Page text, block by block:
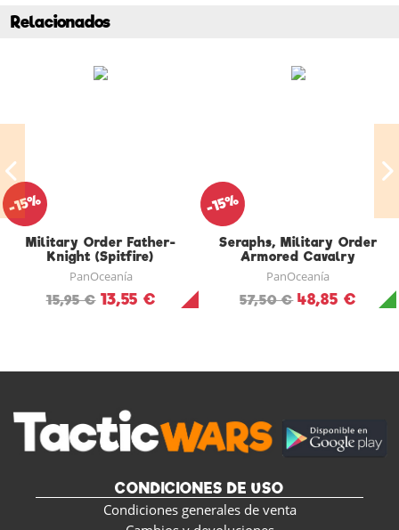
Relacionados
Military Order Father-
Knight (Spitfire)
PanOceanía
15,95 € 13,55 €
-15%
Seraphs, Military Order
Armored Cavalry
PanOceanía
57,50 € 48,85 €
-15%
CONDICIONES DE USO
Condiciones generales de venta